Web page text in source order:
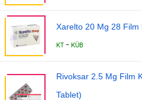
Xarelto 20 Mg 28 Film
KT - KÜB
Rivoksar 2.5 Mg Film
Tablet)